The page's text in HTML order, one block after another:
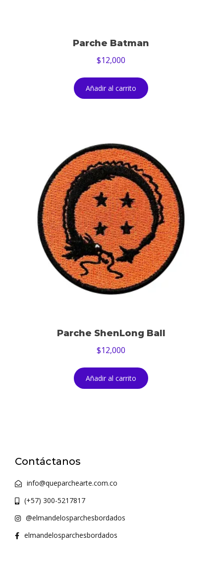
Parche Batman
$12,000
Añadir al carrito
Parche ShenLong Ball
$12,000
Añadir al carrito
Contáctanos
info@queparchearte.com.co
(+57) 300-5217817
@elmandelosparchesbordados
elmandelosparchesbordados